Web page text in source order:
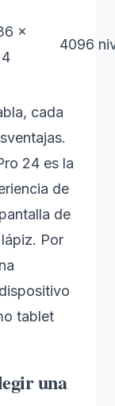
x
4096
cada
24 es la
de
de
Por
tablet
una